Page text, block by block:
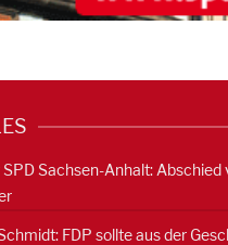
Sachsen-Anhalt: Abschied
FDP sollte aus der